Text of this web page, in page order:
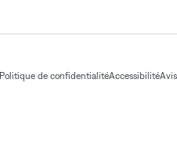
Politique de confidentialitéAccessibilité